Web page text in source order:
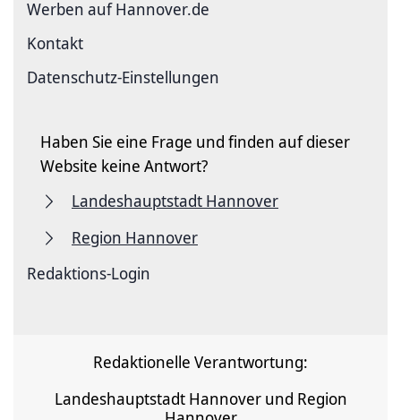
Werben auf Hannover.de
Kontakt
Datenschutz-Einstellungen
Haben Sie eine Frage und finden auf dieser
Website keine Antwort?
Landeshauptstadt Hannover
Region Hannover
Redaktions-Login
Redaktionelle Verantwortung:
Landeshauptstadt Hannover und Region